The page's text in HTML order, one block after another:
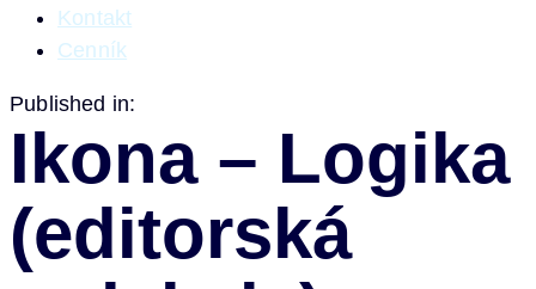
Kontakt
Cenník
Published in:
Ikona – Logika
(editorská